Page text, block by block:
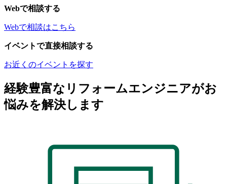
Webで相談する
Webで相談はこちら
イベントで直接相談する
お近くのイベントを探す
経験豊富なリフォームエンジニアがお
悩みを解決します